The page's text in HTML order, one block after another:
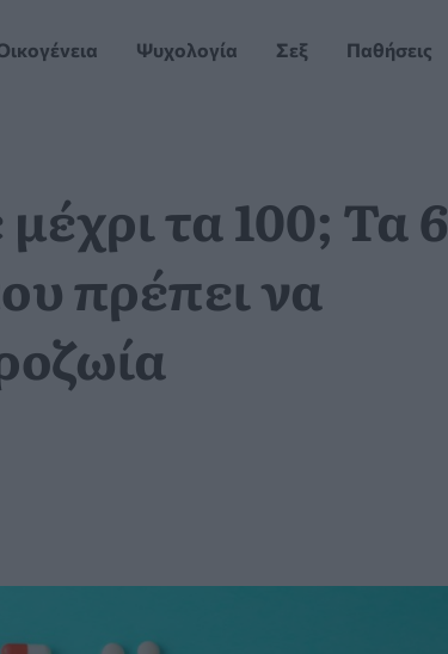
Ψυχολογία Σεξ Παθήσεις
τα 100; Τα 6
πρέπει να